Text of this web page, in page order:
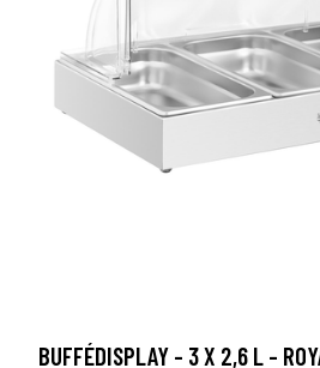
BUFFÉDISPLAY - 3 X 2,6 L -